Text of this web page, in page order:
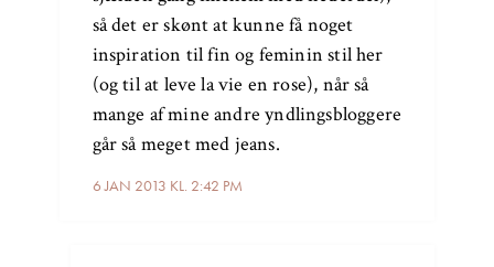
6 JAN 2013 KL. 2:42 PM
så det er skønt at kunne få noget
inspiration til fin og feminin stil her
(og til at leve la vie en rose), når så
mange af mine andre yndlingsbloggere
går så meget med jeans.